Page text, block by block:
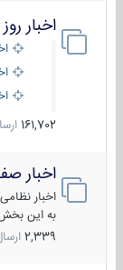
اخبار روز
161,702 ارسال
اخبار
اخبار نظامی
به این بخش
2,339 ارسال